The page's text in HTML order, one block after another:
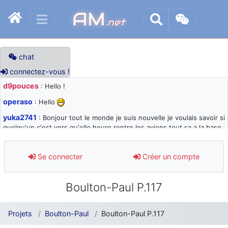
AM.net
chat
connectez-vous !
d9pouces : Hello !
operaso : Hello
yuka2741 : Bonjour tout le monde je suis nouvelle je voulais savoir si
quelqu'un c'est vers qu'elle heure rentre les avions tout sa a la base
d9pouces: désolé pour les quelques blocages du site ces derniers
jours : je teste des méthodes contre le spam et les bots trop nocifs
: Super, la nouvelle bannière
d9pouces
: je suis un avion@,._,+ > lesquels ? je ne suis pas sûr de
comprendre
Se connecter Créer un compte
Boulton-Paul P.117
Projets Boulton-Paul Boulton-Paul P.117